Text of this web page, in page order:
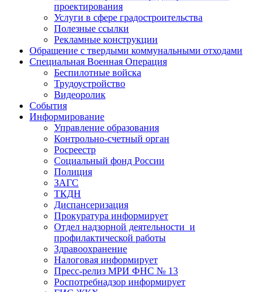
проектирования
Услуги в сфере градостроительства
Полезные ссылки
Рекламные конструкции
Обращение с твердыми коммунальными отходами
Специальная Военная Операция
Беспилотные войска
Трудоустройство
Видеоролик
События
Информирование
Управление образования
Контрольно-счетный орган
Росреестр
Социальный фонд России
Полиция
ЗАГС
ТКДН
Диспансеризация
Прокуратура информирует
Отдел надзорной деятельности и
профилактической работы
Здравоохранение
Налоговая информирует
Пресс-релиз МРИ ФНС № 13
Роспотребнадзор информирует